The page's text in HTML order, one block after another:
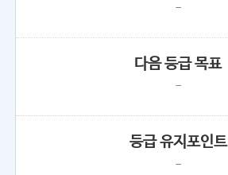
-
다음 등급 목표
-
등급 유지포인트
-